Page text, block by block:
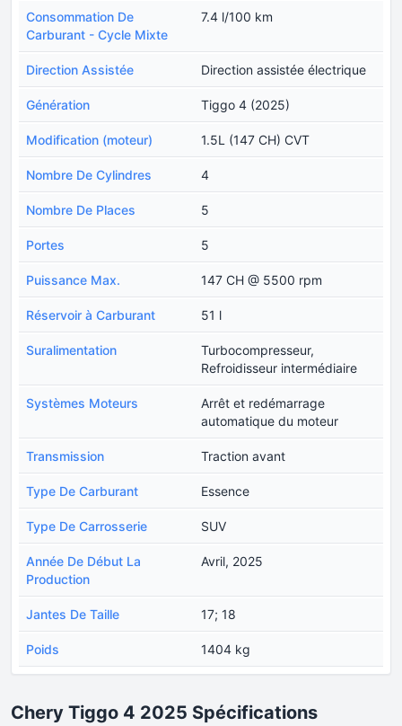
Consommation De
Carburant - Cycle Mixte
7.4 l/100 km
Direction Assistée Direction assistée électrique
Génération Tiggo 4 (2025)
Modification (moteur) 1.5L (147 CH) CVT
Nombre De Cylindres 4
Nombre De Places 5
Portes 5
Puissance Max. 147 CH @ 5500 rpm
Réservoir à Carburant 51 l
Suralimentation
Turbocompresseur,
Refroidisseur intermédiaire
Systèmes Moteurs
Arrêt et redémarrage
automatique du moteur
Transmission Traction avant
Type De Carburant Essence
Type De Carrosserie SUV
Année De Début La
Production
Avril, 2025
Jantes De Taille 17; 18
Poids 1404 kg
Chery Tiggo 4 2025 Spécifications